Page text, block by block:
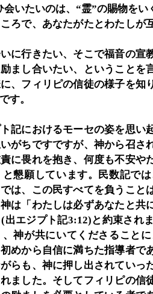
会いたいのは、“霊”の賜物を
ろで、あなたがたとわたしが
に行きたい、そこで福音の宣
まし合いたい、ということを
、フィリピの信徒の様子を知
す。
記におけるモーセの姿を思い
がちですですが、神から召さ
に畏れを抱き、何度も不安や
懇願しています。民数記で
は、この民すべてを負うこと
は「わたしは必ずあなたと共
出エジプト記3:12)と約束され
神が共にいてくださること
めから自信に満ちた指導者で
らも、神に押し出されていっ
ました。そしてフィリピの信